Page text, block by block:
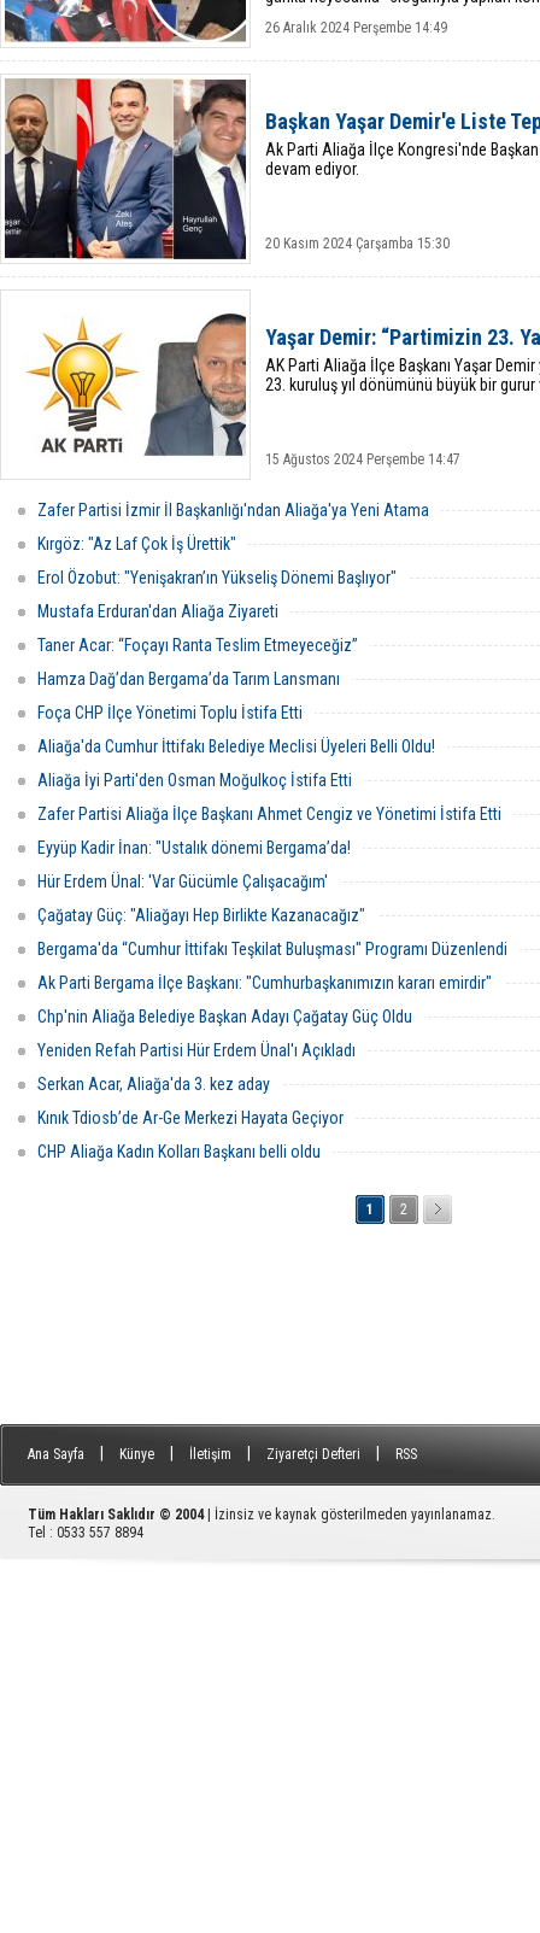
26 Aralık 2024 Perşembe 14:49
Başkan Yaşar Demir'e Liste
Ak Parti Aliağa İlçe Kongresi'nde
devam ediyor.
20 Kasım 2024 Çarşamba 15:30
Yaşar Demir: “Partimizin 23.
AK Parti Aliağa İlçe Başkanı Yaşar Demir
23. kuruluş yıl dönümünü büyük bir gurur
15 Ağustos 2024 Perşembe 14:47
Zafer Partisi İzmir İl Başkanlığı'ndan Aliağa'ya Yeni Atama
Kırgöz: "Az Laf Çok İş Ürettik"
Erol Özobut: "Yenişakran’ın Yükseliş Dönemi Başlıyor"
Mustafa Erduran'dan Aliağa Ziyareti
Taner Acar: “Foçayı Ranta Teslim Etmeyeceğiz”
Hamza Dağ’dan Bergama’da Tarım Lansmanı
Foça CHP İlçe Yönetimi Toplu İstifa Etti
Aliağa'da Cumhur İttifakı Belediye Meclisi Üyeleri Belli Oldu!
Aliağa İyi Parti'den Osman Moğulkoç İstifa Etti
Zafer Partisi Aliağa İlçe Başkanı Ahmet Cengiz ve Yönetimi İstifa Etti
Eyyüp Kadir İnan: "Ustalık dönemi Bergama’da!
Hür Erdem Ünal: 'Var Gücümle Çalışacağım'
Çağatay Güç: "Aliağayı Hep Birlikte Kazanacağız"
Bergama'da “Cumhur İttifakı Teşkilat Buluşması" Programı Düzenlendi
Ak Parti Bergama İlçe Başkanı: "Cumhurbaşkanımızın kararı emirdir"
Chp'nin Aliağa Belediye Başkan Adayı Çağatay Güç Oldu
Yeniden Refah Partisi Hür Erdem Ünal'ı Açıkladı
Serkan Acar, Aliağa'da 3. kez aday
Kınık Tdiosb’de Ar-Ge Merkezi Hayata Geçiyor
CHP Aliağa Kadın Kolları Başkanı belli oldu
1 2
Ana Sayfa Künye İletişim Ziyaretçi Defteri RSS
Tüm Hakları Saklıdır © 2004
| İzinsiz ve kaynak gösterilmeden yayınlanamaz.
Tel : 0533 557 8894